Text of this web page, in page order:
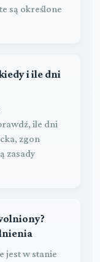
są określone
i ile dni
ile dni
zgon
zasady
jest w stanie